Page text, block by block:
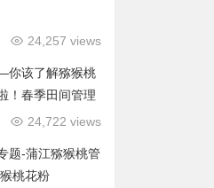
24,257 views
你该了解猕猴桃
！春季田间管理
24,722 views
题-蒲江猕猴桃管
桃花粉